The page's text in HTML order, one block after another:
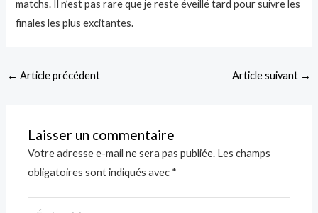
matchs. Il n’est pas rare que je reste éveillé tard pour suivre les
finales les plus excitantes.
← Article précédent Article suivant →
Laisser un commentaire
Votre adresse e-mail ne sera pas publiée. Les champs
obligatoires sont indiqués avec *